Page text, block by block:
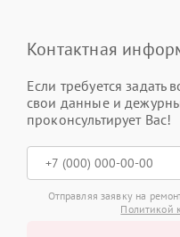
Контактная
Если требуется задать
свои данные и
проконсультирует Вас!
Отправляя заявку на
Политикой